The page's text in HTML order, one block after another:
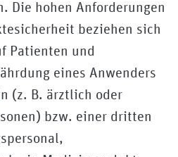
Die hohen Anforderungen
beziehen sich
Patienten und
eines Anwenders
(z. B. ärztlich oder
bzw. einer dritten